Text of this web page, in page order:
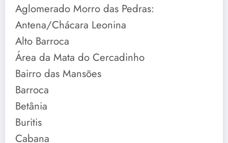
Aglomerado Morro das Pedras:
Antena/Chácara Leonina
Alto Barroca
Área da Mata do Cercadinho
Bairro das Mansões
Barroca
Betânia
Buritis
Cabana